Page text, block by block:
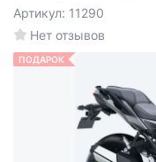
Нет отзывов
Артикул: 11290
ПОДАРОК